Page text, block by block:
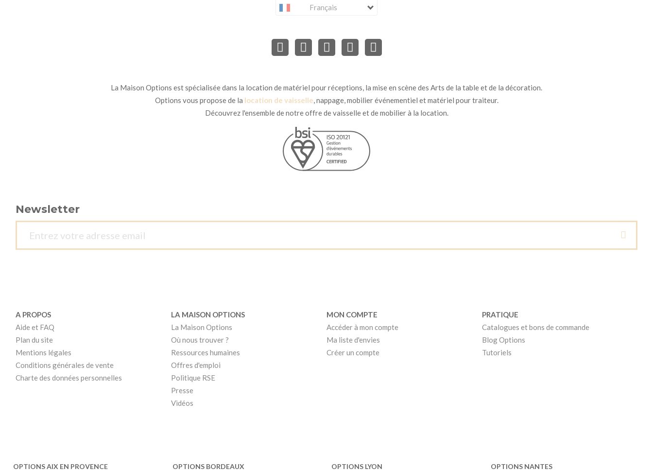
Français
La Maison Options est spécialisée dans la location de matériel pour réceptions, la mise en scène des Arts de la table et de la décoration.
Options vous propose de la location de vaisselle, nappage, mobilier événementiel et matériel pour traiteur.
Découvrez l'ensemble de notre offre de vaisselle et de mobilier à la location.
Newsletter
A PROPOS
Aide et FAQ
Plan du site
Mentions légales
Conditions générales de vente
Charte des données personnelles
LA MAISON OPTIONS
La Maison Options
Où nous trouver ?
Ressources humaines
Offres d'emploi
Politique RSE
Presse
Vidéos
MON COMPTE
Accéder à mon compte
Ma liste d'envies
Créer un compte
PRATIQUE
Catalogues et bons de commande
Blog Options
Tutoriels
OPTIONS AIX EN PROVENCE OPTIONS BORDEAUX OPTIONS LYON OPTIONS NANTES